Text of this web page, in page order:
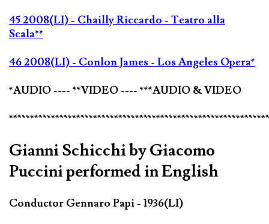
45 2008(LI) - Chailly Riccardo - Teatro alla
Scala**
46 2008(LI) - Conlon James - Los Angeles Opera*
*AUDIO ---- **VIDEO ---- ***AUDIO & VIDEO
Gianni Schicchi by Giacomo
Puccini performed in English
Conductor Gennaro Papi - 1936(LI)